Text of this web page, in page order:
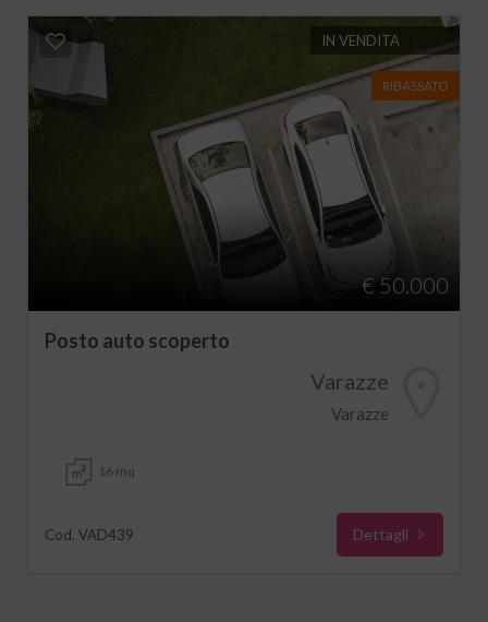
IN VENDITA
RIBASSATO
€ 50.000
Posto auto scoperto
Varazze
Varazze
16 mq
Cod. VAD439 Dettagli